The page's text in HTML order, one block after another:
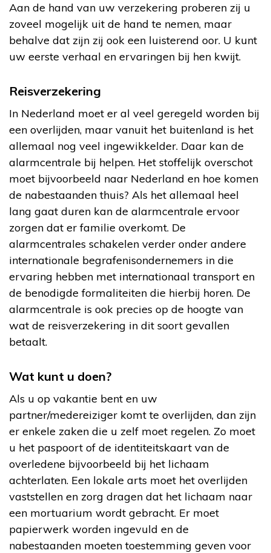
Aan de hand van uw verzekering proberen zij u
zoveel mogelijk uit de hand te nemen, maar
behalve dat zijn zij ook een luisterend oor. U kunt
uw eerste verhaal en ervaringen bij hen kwijt.
Reisverzekering
In Nederland moet er al veel geregeld worden bij
een overlijden, maar vanuit het buitenland is het
allemaal nog veel ingewikkelder. Daar kan de
alarmcentrale bij helpen. Het stoffelijk overschot
moet bijvoorbeeld naar Nederland en hoe komen
de nabestaanden thuis? Als het allemaal heel
lang gaat duren kan de alarmcentrale ervoor
zorgen dat er familie overkomt. De
alarmcentrales schakelen verder onder andere
internationale begrafenisondernemers in die
ervaring hebben met internationaal transport en
de benodigde formaliteiten die hierbij horen. De
alarmcentrale is ook precies op de hoogte van
wat de reisverzekering in dit soort gevallen
betaalt.
Wat kunt u doen?
Als u op vakantie bent en uw
partner/medereiziger komt te overlijden, dan zijn
er enkele zaken die u zelf moet regelen. Zo moet
u het paspoort of de identiteitskaart van de
overledene bijvoorbeeld bij het lichaam
achterlaten. Een lokale arts moet het overlijden
vaststellen en zorg dragen dat het lichaam naar
een mortuarium wordt gebracht. Er moet
papierwerk worden ingevuld en de
nabestaanden moeten toestemming geven voor